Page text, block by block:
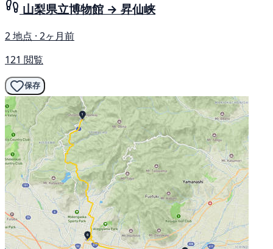
山梨県立博物館 → 昇仙峡
2 地点 · 2ヶ月前
121 閲覧
保存